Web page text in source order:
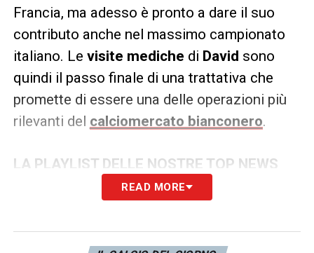
Francia, ma adesso è pronto a dare il suo
contributo anche nel massimo campionato
italiano. Le visite mediche di David sono
quindi il passo finale di una trattativa che
promette di essere una delle operazioni più
rilevanti del calciomercato bianconero.
LA PLAYLIST DELLE NOSTRE TOP NEWS
READ MORE